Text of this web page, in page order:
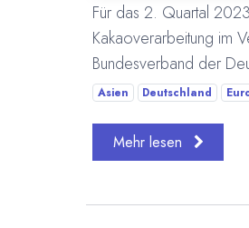
Für das 2. Quartal
Kakaoverarbeitung im
Bundesverband der
Asien Deutschland
Mehr lesen